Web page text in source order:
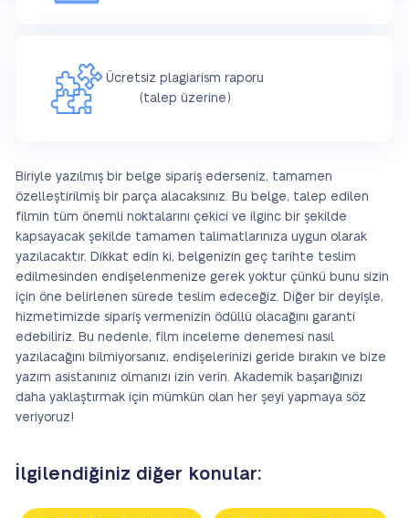
Ücretsiz plagiarism raporu
(talep üzerine)
Biriyle yazılmış bir belge sipariş ederseniz, tamamen
özelleştirilmiş bir parça alacaksınız. Bu belge, talep edilen
filmin tüm önemli noktalarını çekici ve ilginc bir şekilde
kapsayacak şekilde tamamen talimatlarınıza uygun olarak
yazılacaktır. Dikkat edin ki, belgenizin geç tarihte teslim
edilmesinden endişelenmenize gerek yoktur çünkü bunu sizin
için öne belirlenen sürede teslim edeceğiz. Diğer bir deyişle,
hizmetimizde sipariş vermenizin ödüllü olacağını garanti
edebiliriz. Bu nedenle, film inceleme denemesi nasıl
yazılacağını bilmiyorsanız, endişelerinizi geride bırakın ve bize
yazım asistanınız olmanızı izin verin. Akademik başarığınızı
daha yaklaştırmak için mümkün olan her şeyi yapmaya söz
veriyoruz!
İlgilendiğiniz diğer konular: